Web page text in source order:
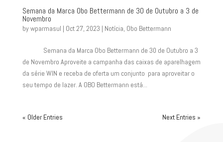
Semana da Marca Obo Bettermann de 30 de Outubro a 3 de
Novembro
bywparmasul | Oct 27, 2023 | Notícia, Obo Bettermann
Semana da Marca Obo Bettermann de 30 de Outubro a 3
de Novembro Aproveite a campanha das caixas de aparelhagem
da série WIN e receba de oferta um conjunto para aproveitar o
seu tempo de lazer. A OBO Bettermann está...
« Older Entries Next Entries »